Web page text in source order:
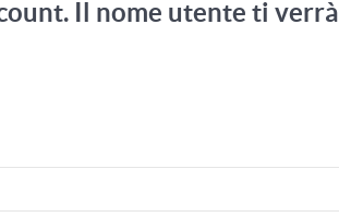
Il nome utente ti verrà